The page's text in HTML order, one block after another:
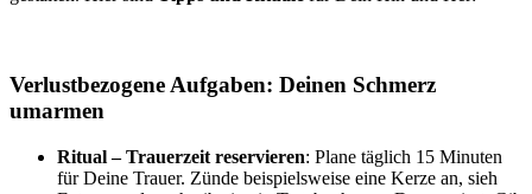
Verlustbezogene Aufgaben: Deinen Schmerz
umarmen
Ritual – Trauerzeit reservieren: Plane täglich 15 Minuten
für Deine Trauer. Zünde beispielsweise eine Kerze an, sieh